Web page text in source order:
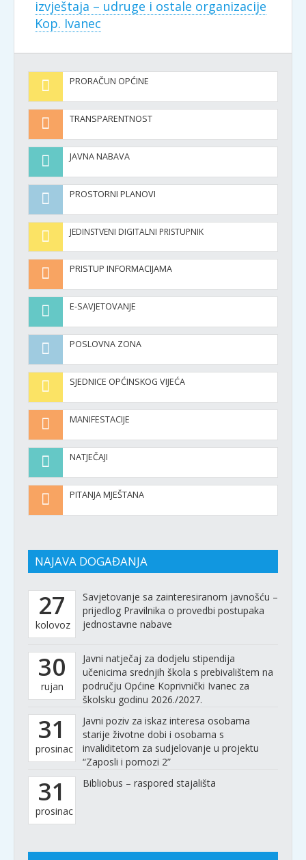
izvještaja – udruge i ostale organizacije
Kop. Ivanec
PRORAČUN OPĆINE
TRANSPARENTNOST
JAVNA NABAVA
PROSTORNI PLANOVI
JEDINSTVENI DIGITALNI PRISTUPNIK
PRISTUP INFORMACIJAMA
E-SAVJETOVANJE
POSLOVNA ZONA
SJEDNICE OPĆINSKOG VIJEĆA
MANIFESTACIJE
NATJEČAJI
PITANJA MJEŠTANA
NAJAVA DOGAĐANJA
27
kolovoz
Savjetovanje sa zainteresiranom javnošću –
prijedlog Pravilnika o provedbi postupaka
jednostavne nabave
30
rujan
Javni natječaj za dodjelu stipendija
učenicima srednjih škola s prebivalištem na
području Općine Koprivnički Ivanec za
školsku godinu 2026./2027.
31
prosinac
Javni poziv za iskaz interesa osobama
starije životne dobi i osobama s
invaliditetom za sudjelovanje u projektu
“Zaposli i pomozi 2”
31
prosinac
Bibliobus – raspored stajališta